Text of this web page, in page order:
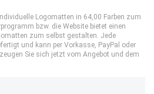
Logomatten in 64,00 Farben zum
bzw. die Website bietet einen
zum selbst gestalten. Jede
und kann per Vorkasse, PayPal oder
Sie sich jetzt vom Angebot und dem